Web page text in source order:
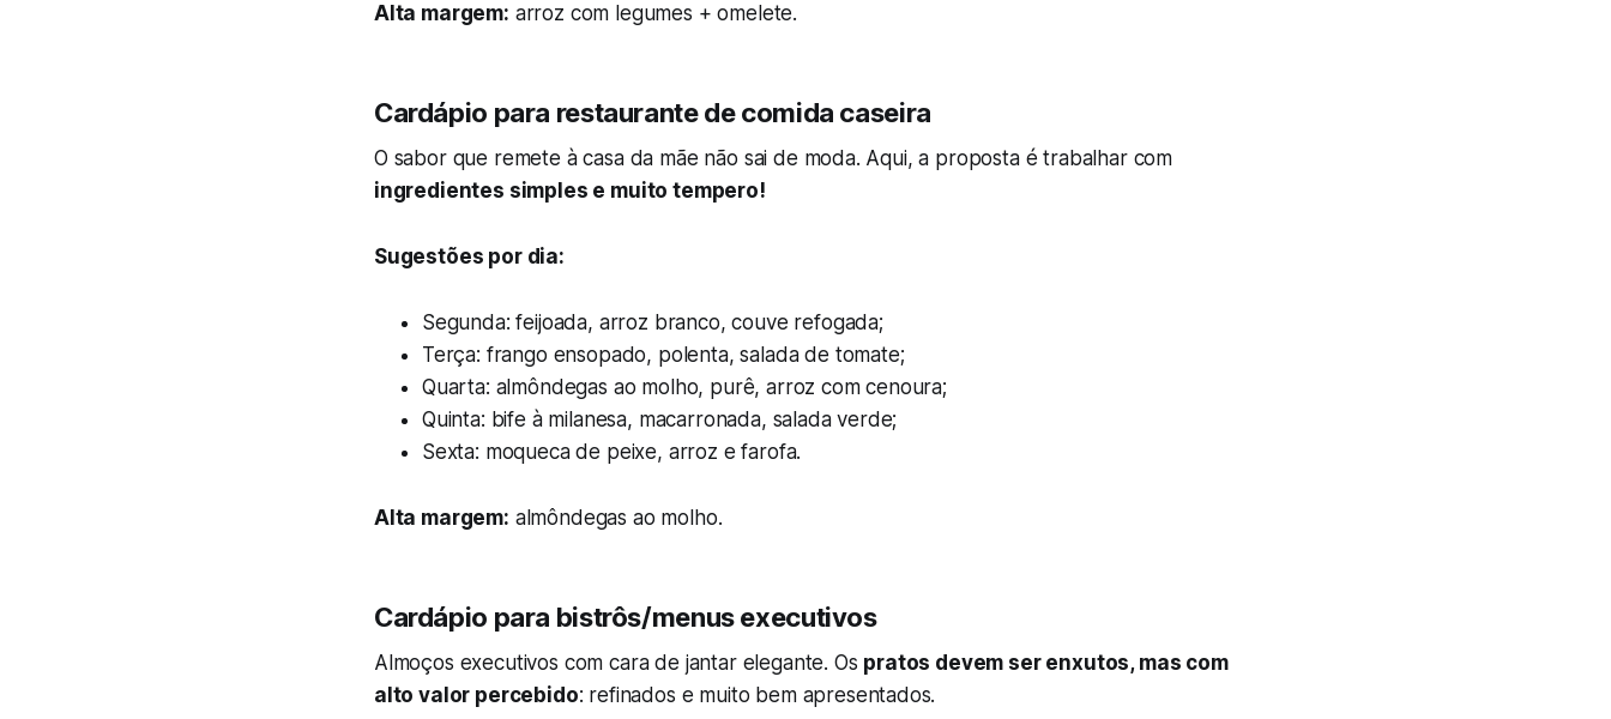
Alta margem: arroz com legumes + omelete.
Cardápio para restaurante de comida caseira
O sabor que remete à casa da mãe não sai de moda. Aqui, a proposta é trabalhar com
ingredientes simples e muito tempero!
Sugestões por dia:
Segunda: feijoada, arroz branco, couve refogada;
Terça: frango ensopado, polenta, salada de tomate;
Quarta: almôndegas ao molho, purê, arroz com cenoura;
Quinta: bife à milanesa, macarronada, salada verde;
Sexta: moqueca de peixe, arroz e farofa.
Alta margem: almôndegas ao molho.
Cardápio para bistrôs/menus executivos
Almoços executivos com cara de jantar elegante. Os pratos devem ser enxutos, mas com
alto valor percebido: refinados e muito bem apresentados.